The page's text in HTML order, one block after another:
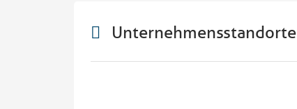
Unternehmensstandorte